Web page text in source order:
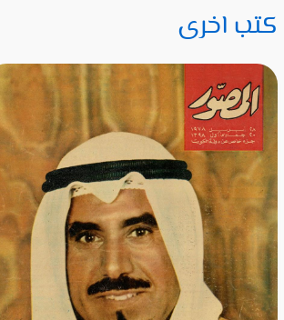
كتب اخرى